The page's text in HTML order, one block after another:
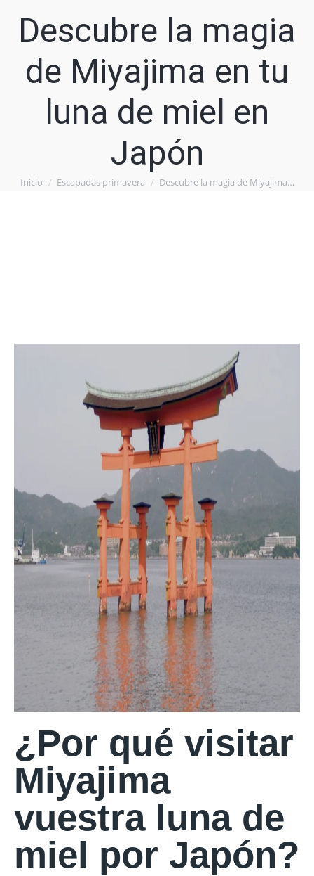
Descubre la magia
de Miyajima en tu
luna de miel en
Japón
Estás aquí:
Inicio Escapadas primavera Descubre la magia de Miyajima…
¿Por qué visitar
Miyajima
vuestra luna de
miel por Japón?